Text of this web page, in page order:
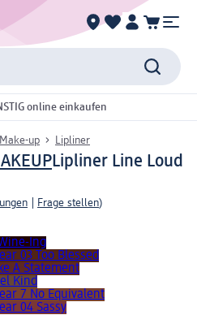
online einkaufen
Make-up Lipliner
Lipliner Line Loud
Frage stellen)
Ing
03 Too Blessed
A Statement
Kind
7 No Equivalent
04 Sassy